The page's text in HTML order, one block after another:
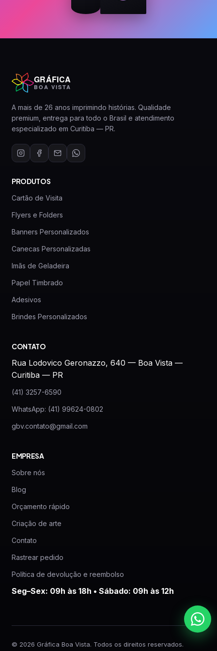
GRÁFICA
BOA VISTA
A mais de 26 anos imprimindo histórias. Qualidade
premium, entrega para todo o Brasil e atendimento
especializado em Curitiba — PR.
PRODUTOS
Cartão de Visita
Flyers e Folders
Banners Personalizados
Canecas Personalizadas
Imãs de Geladeira
Papel Timbrado
Adesivos
Brindes Personalizados
CONTATO
Rua Lodovico Geronazzo, 640 — Boa Vista —
Curitiba — PR
(41) 3257-6590
WhatsApp: (41) 99624-0802
gbv.contato@gmail.com
EMPRESA
Sobre nós
Blog
Orçamento rápido
Criação de arte
Contato
Rastrear pedido
Política de devolução e reembolso
Seg–Sex: 09h às 18h • Sábado: 09h às 12h
© 2026 Gráfica Boa Vista. Todos os direitos reservados.